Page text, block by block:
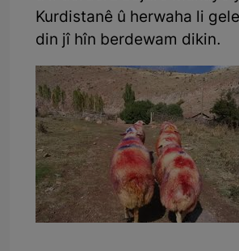
Kurdistanê û herwaha li
din jî hîn berdewam dikin.